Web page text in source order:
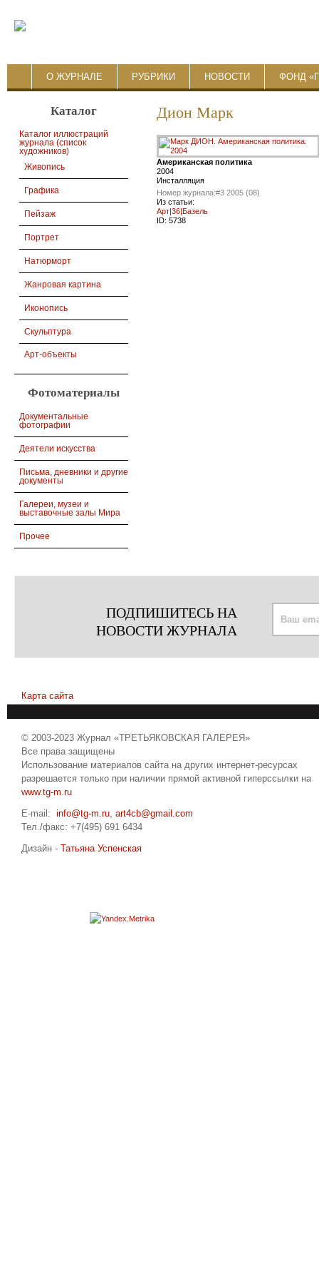
О ЖУРНАЛЕ РУБРИКИ НОВОСТИ ФОНД
Каталог
Каталог иллюстраций
журнала (список
художников)
Живопись
Графика
Пейзаж
Портрет
Натюрморт
Жанровая картина
Иконопись
Скульптура
Арт-объекты
Фотоматериалы
Документальные
фотографии
Деятели искусства
Письма, дневники и другие
документы
Галереи, музеи и
выставочные залы Мира
Прочее
Дион Марк
Американская политика
2004
Инсталляция
Номер журнала:#3 2005 (08)
Из статьи:
Aрт|36|Базель
ID: 5738
ПОДПИШИТЕСЬ НА
НОВОСТИ ЖУРНАЛА
Карта сайта
© 2003-2023 Журнал «ТРЕТЬЯКОВСКАЯ ГАЛЕРЕЯ»
Все права защищены
Использование материалов сайта на других интернет-ресурсах
разрешается только при наличии прямой активной гиперссылки на
www.tg-m.ru
E-mail: info@tg-m.ru, art4cb@gmail.com
Тел./факс: +7(495) 691 6434
Дизайн - Татьяна Успенская